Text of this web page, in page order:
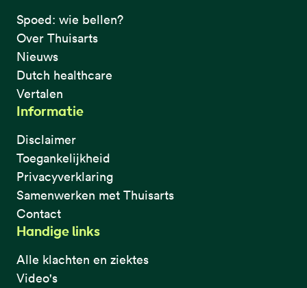
Spoed: wie bellen?
Over Thuisarts
Nieuws
Dutch healthcare
Vertalen
Informatie
Disclaimer
Toegankelijkheid
Privacyverklaring
Samenwerken met Thuisarts
Contact
Handige links
Alle klachten en ziektes
Video's